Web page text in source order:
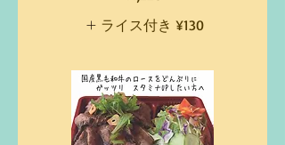
ライス付き ¥130